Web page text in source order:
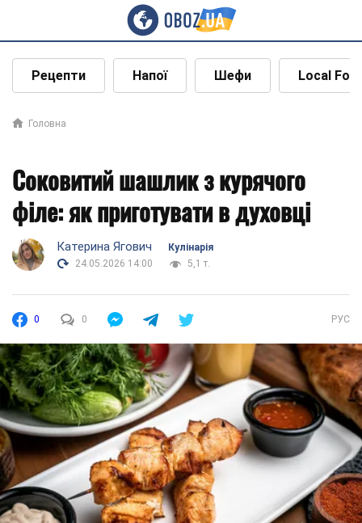
Рецепти Напої Шефи Local
Головна
Соковитий шашлик з курячого
філе: як приготувати в духовці
Катерина Ягович
Кулінарія
24.05.2026 14:00
5,1 т.
0 0 РУС